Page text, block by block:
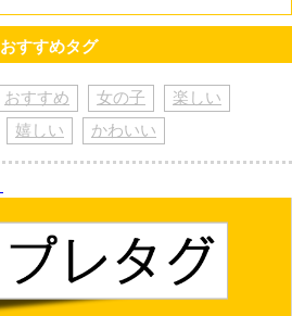
おすすめタグ
おすすめ 女の子
楽しい
嬉しい かわいい